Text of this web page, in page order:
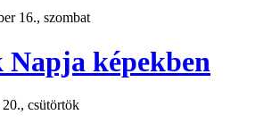
16., szombat
Napja képekben
csütörtök